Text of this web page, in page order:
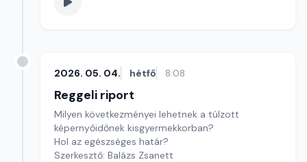
2026. 05. 04. hétfő 8:08
Reggeli riport
Milyen következményei lehetnek a túlzott
képernyőidőnek kisgyermekkorban?
Hol az egészséges határ?
Szerkesztő: Balázs Zsanett